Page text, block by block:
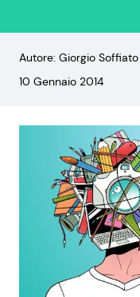
Autore: Giorgio Soffiato
10 Gennaio 2014